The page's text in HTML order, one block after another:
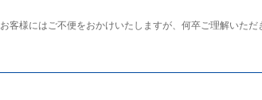
お客様にはご不便をおかけいたしますが、何卒ご理解いただ